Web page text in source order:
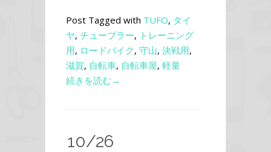
Post Tagged with TUFO, タイ
ヤ, チューブラー, トレーニング
用, ロードバイク, 守山, 決戦用,
滋賀, 自転車, 自転車屋, 軽量
続きを読む→
10/26